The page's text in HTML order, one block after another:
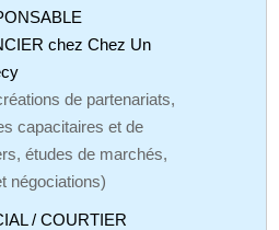
chez Chez Un
de partenariats,
capacitaires et de
études de marchés,
négociations)
/ COURTIER